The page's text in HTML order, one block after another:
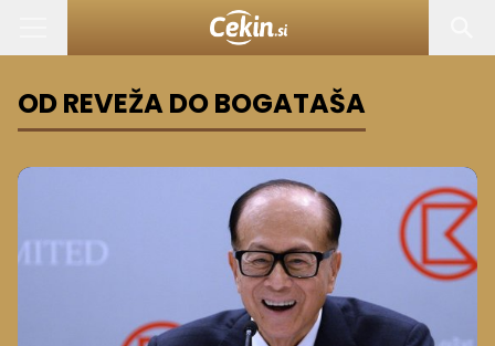
OD REVEŽA DO BOGATAŠA